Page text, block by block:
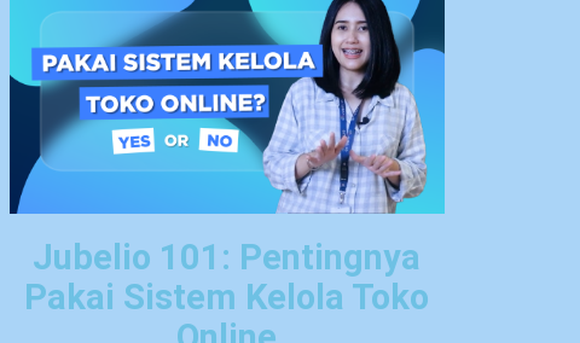
Jubelio 101: Pentingnya
Pakai Sistem Kelola Toko